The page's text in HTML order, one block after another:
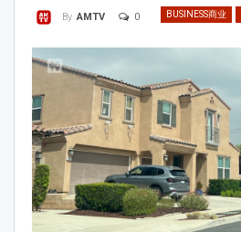
BUSINESS商业
By AMTV 0